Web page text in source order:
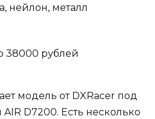
нейлон, металл
38000 рублей
модель от DXRacer под
D7200. Есть несколько